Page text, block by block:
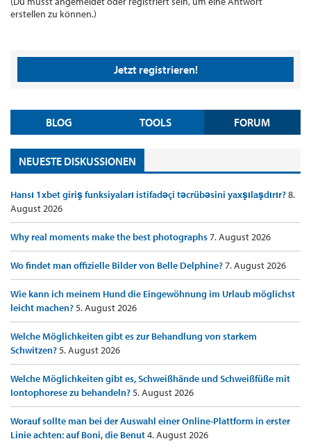
erstellen zu können.)
Jetzt registrieren!
BLOG TOOLS FORUM
NEUESTE DISKUSSIONEN
Hansı 1xbet giriş funksiyaları istifadəçi təcrübəsini yaxşılaşdırır?8.
August 2026
Why real moments make the best photographs7. August 2026
Wo findet man offizielle Bilder von Belle Delphine?7. August 2026
Wie kann ich meinem Hund die Eingewöhnung im Urlaub möglichst
leicht machen?5. August 2026
Welche Möglichkeiten gibt es zur Behandlung von starkem
Schwitzen?5. August 2026
Welche Möglichkeiten gibt es, Schweißhände und Schweißfüße mit
Iontophorese zu behandeln?5. August 2026
Worauf sollte man bei der Auswahl einer Online-Plattform in erster
Linie achten: auf Boni, die Benut4. August 2026